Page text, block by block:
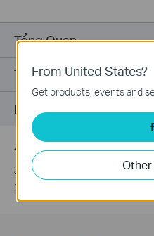
Tổng Quan
Thông Số Kĩ Thuật
Hỗ trợ
*
PoE budget calculations are
actual PoE power budget is not
result of client limitations and
From United States?
Get products, events and